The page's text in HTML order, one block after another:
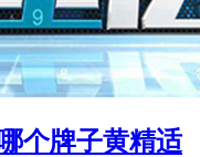
个牌子黄精适